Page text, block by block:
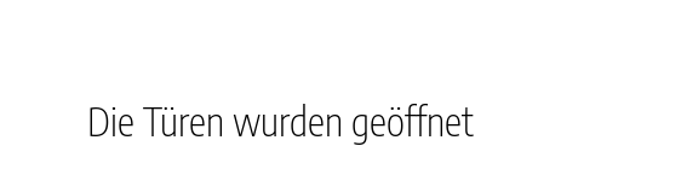
Die Türen wurden geöffnet